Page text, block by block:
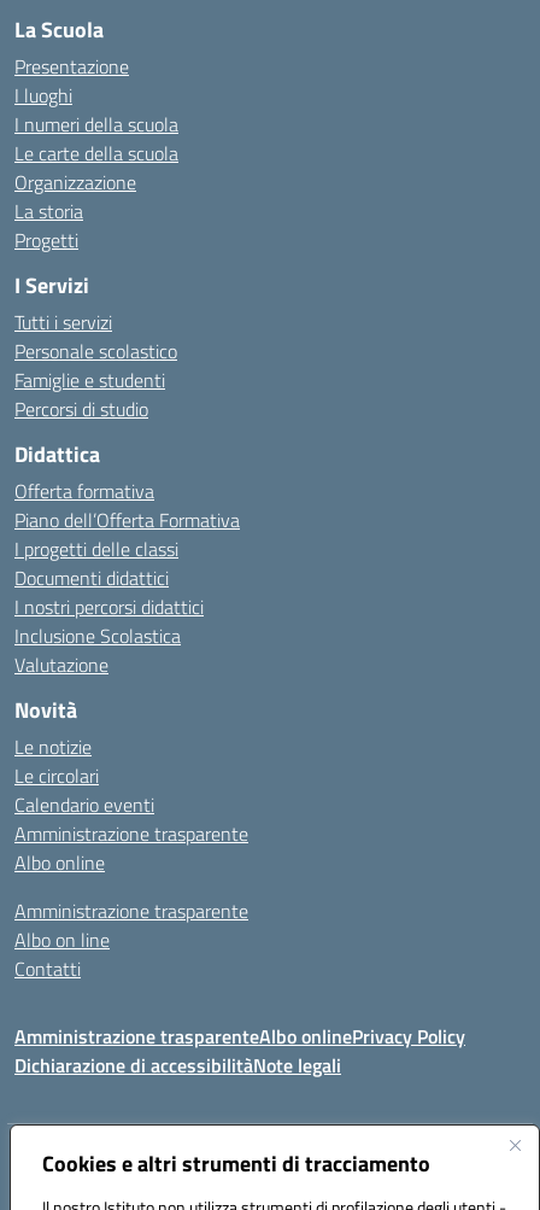
Cookies e altri strumenti di tracciamento
La Scuola
Presentazione
I luoghi
I numeri della scuola
Le carte della scuola
Organizzazione
La storia
Progetti
I Servizi
Tutti i servizi
Personale scolastico
Famiglie e studenti
Percorsi di studio
Didattica
Offerta formativa
Piano dell’Offerta Formativa
I progetti delle classi
Documenti didattici
I nostri percorsi didattici
Inclusione Scolastica
Valutazione
Novità
Le notizie
Le circolari
Calendario eventi
Amministrazione trasparente
Albo online
Amministrazione trasparente
Albo on line
Contatti
Amministrazione trasparenteAlbo onlinePrivacy Policy
Dichiarazione di accessibilitàNote legali
Indirizzo:Via Tirso, 07011 Bono (SS)